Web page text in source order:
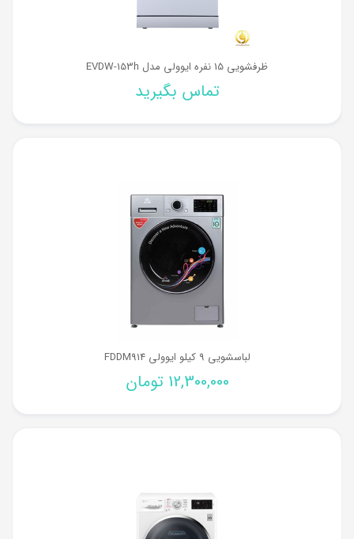
ظرفشویی 15 نفره ایوولی مدل EVDW-153h
تماس بگیرید
لباسشویی 9 کیلو ایوولی FDDM914
12,300,000 تومان